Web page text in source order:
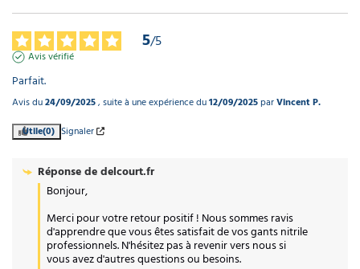
5/5
Avis vérifié
Parfait.
Avis du24/09/2025, suite à une expérience du12/09/2025parVincent P.
Utile(0) Signaler
Réponse dedelcourt.fr
Bonjour,
Merci pour votre retour positif ! Nous sommes ravis
d'apprendre que vous êtes satisfait de vos gants nitrile
professionnels. N'hésitez pas à revenir vers nous si
vous avez d'autres questions ou besoins.